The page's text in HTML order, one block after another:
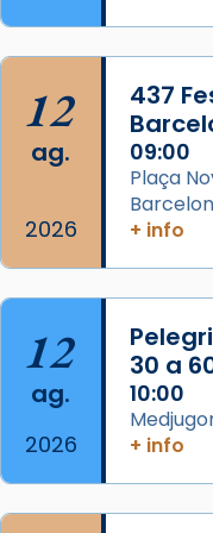
L’arquebisbe
Josep Omella,
concelebrat el
Mons. David
📸 Dr. G. Simón
Photo
View on Facebook
2 weeks ago
Memòria de les
Semproniana,
Acompanyant la
partir de l’Edat
que les santes
12
ag.
2026
437
09:00
Plaça
+ info
12
ag.
2026
30 a
10:00
+ info